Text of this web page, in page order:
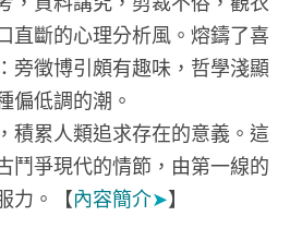
直斷的心理分析風。熔鑄了喜
旁徵博引頗有趣味，哲學淺顯
偏低調的潮。
積累人類追求存在的意義。這
鬥爭現代的情節，由第一線的
力。【內容簡介➤】